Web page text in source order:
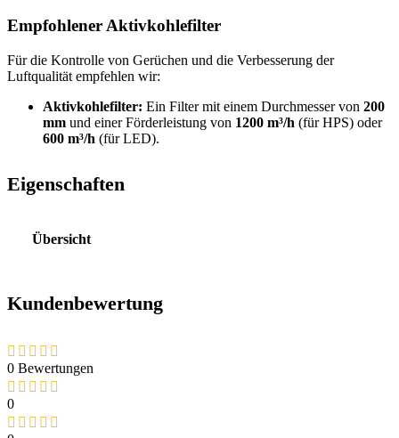
Empfohlener Aktivkohlefilter
Für die Kontrolle von Gerüchen und die Verbesserung der
Luftqualität empfehlen wir:
Aktivkohlefilter: Ein Filter mit einem Durchmesser von 200
mm und einer Förderleistung von 1200 m³/h (für HPS) oder
600 m³/h (für LED).
Eigenschaften
Übersicht
Kundenbewertung
0 Bewertungen
0